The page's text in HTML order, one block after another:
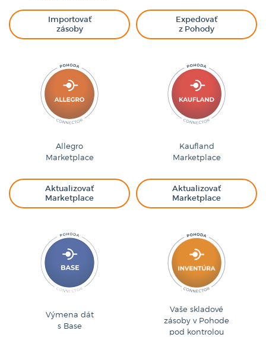
Importovať
zásoby
Expedovať
z Pohody
Allegro
Marketplace
Aktualizovať
Marketplace
Kaufland
Marketplace
Aktualizovať
Marketplace
Výmena dát
s Base
Vaše skladové
zásoby v Pohode
pod kontrolou